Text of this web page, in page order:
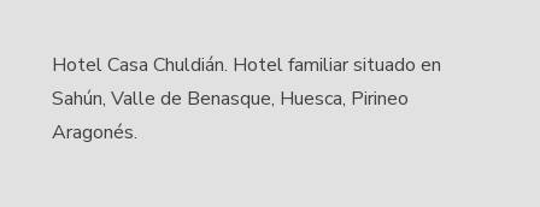
Hotel Casa Chuldián. Hotel familiar situado en
Sahún, Valle de Benasque, Huesca, Pirineo
Aragonés.